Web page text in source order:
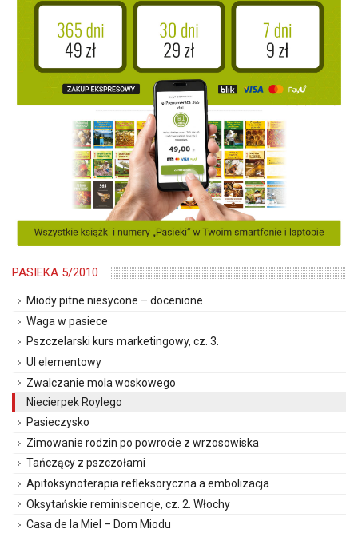
PASIEKA 5/2010
Miody pitne niesycone – docenione
Waga w pasiece
Pszczelarski kurs marketingowy, cz. 3.
Ul elementowy
Zwalczanie mola woskowego
Niecierpek Roylego
Pasieczysko
Zimowanie rodzin po powrocie z wrzosowiska
Tańczący z pszczołami
Apitoksynoterapia refleksoryczna a embolizacja
Oksytańskie reminiscencje, cz. 2. Włochy
Casa de la Miel – Dom Miodu